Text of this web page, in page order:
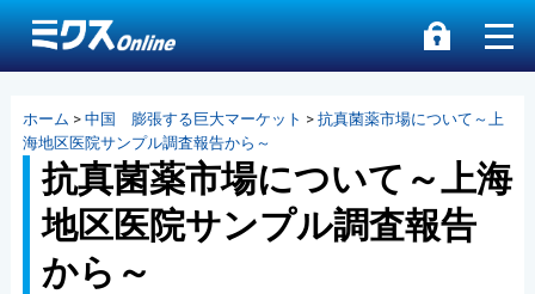
ホーム > 中国 膨張する巨大マーケット > 抗真菌薬市場について～上
海地区医院サンプル調査報告から～
抗真菌薬市場について～上海
地区医院サンプル調査報告
から～